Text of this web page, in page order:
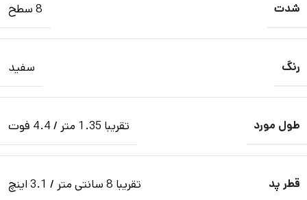
شدت 8 سطح
رنگ سفید
طول مورد تقریبا 1.35 متر / 4.4 فوت
قطر پد تقریبا 8 سانتی متر / 3.1 اینچ